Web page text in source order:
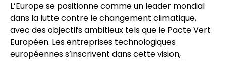
L’Europe se positionne comme un leader mondial
dans la lutte contre le changement climatique,
avec des objectifs ambitieux tels que le Pacte Vert
Européen. Les entreprises technologiques
européennes s’inscrivent dans cette vision,